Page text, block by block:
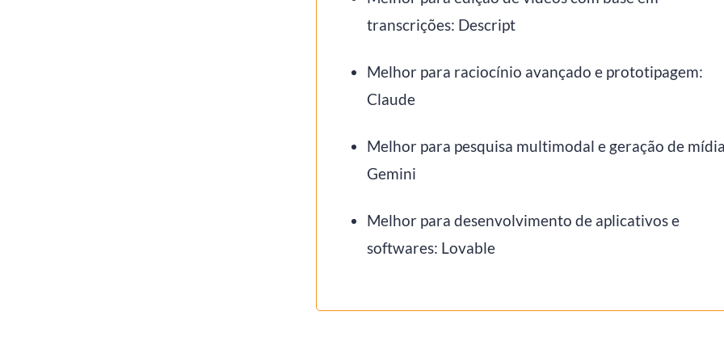
transcrições: Descript
Melhor para raciocínio avançado e prototipagem:
Claude
Melhor para pesquisa multimodal e geração de
Gemini
Melhor para desenvolvimento de aplicativos e
softwares: Lovable